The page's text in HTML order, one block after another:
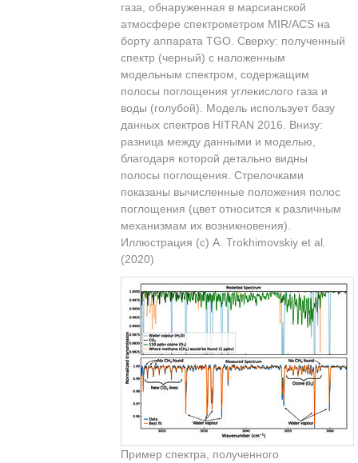
газа, обнаруженная в марсианской
атмосфере спектрометром MIR/ACS на
борту аппарата TGO. Сверху: полученный
спектр (черный) с наложенным
модельным спектром, содержащим
полосы поглощения углекислого газа и
воды (голубой). Модель использует базу
данных спектров HITRAN 2016. Внизу:
разница между данными и моделью,
благодаря которой детально видны
полосы поглощения. Стрелочками
показаны вычисленные положения полос
поглощения (цвет относится к различным
механизмам их возникновения).
Иллюстрация (с) A. Trokhimovskiy et al.
(2020)
Пример спектра, полученного